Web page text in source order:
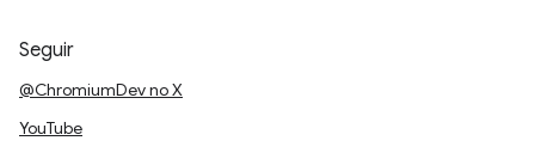
Seguir
@ChromiumDev no X
YouTube